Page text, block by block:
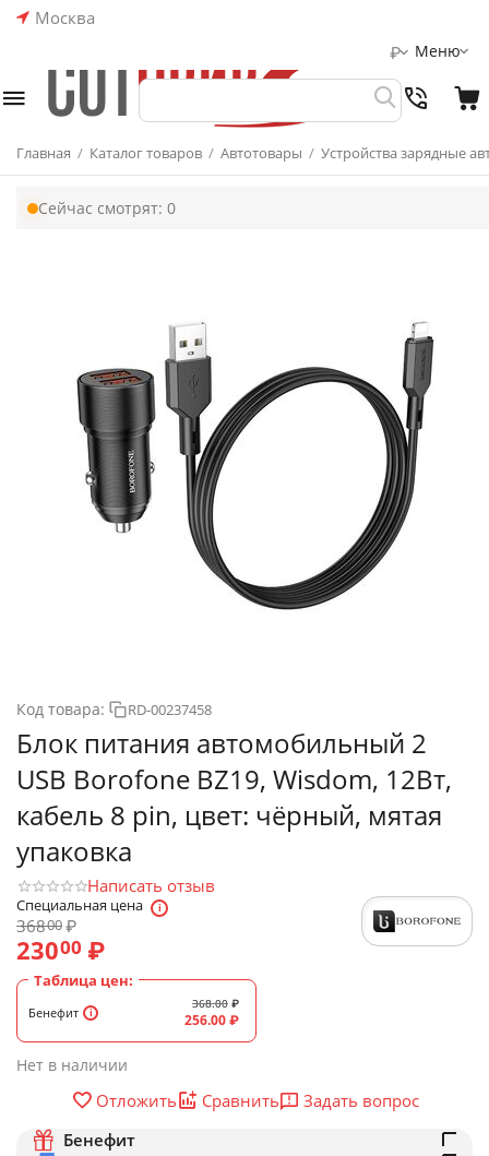
Москва
Меню
₽
Главная / Каталог товаров / Автотовары / Устройства зарядные
Сейчас смотрят: 0
Код товара: RD-00237458
Блок питания автомобильный 2
USB Borofone BZ19, Wisdom, 12Вт,
кабель 8 pin, цвет: чёрный, мятая
упаковка
Написать отзыв
Специальная цена
36800₽
23000 ₽
Таблица цен:
Бенефит
368.00 ₽
256.00₽
Нет в наличии
Отложить Сравнить
Задать вопрос
Бенефит